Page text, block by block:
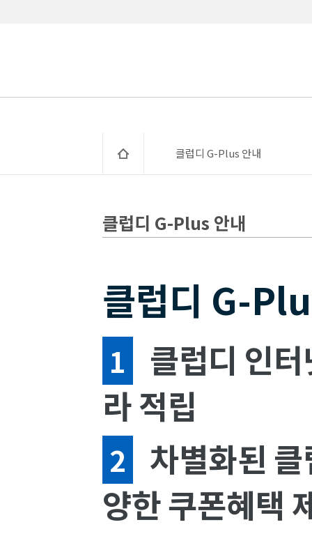
클럽디 G-Plus 안내
클럽디 G-Plus 안내
클럽디 G-
1
클럽디 인
라 적립
2
차별화된
양한 쿠폰혜택